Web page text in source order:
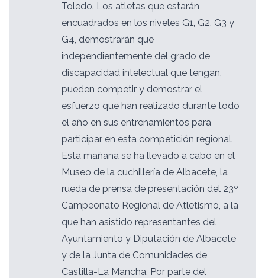
Toledo. Los atletas que estarán
encuadrados en los niveles G1, G2, G3 y
G4, demostrarán que
independientemente del grado de
discapacidad intelectual que tengan,
pueden competir y demostrar el
esfuerzo que han realizado durante todo
el año en sus entrenamientos para
participar en esta competición regional.
Esta mañana se ha llevado a cabo en el
Museo de la cuchillería de Albacete, la
rueda de prensa de presentación del 23º
Campeonato Regional de Atletismo, a la
que han asistido representantes del
Ayuntamiento y Diputación de Albacete
y de la Junta de Comunidades de
Castilla-La Mancha. Por parte del